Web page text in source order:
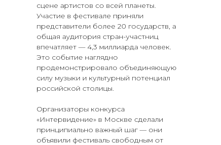
сцене артистов со всей планеты.
Участие в фестивале приняли
представители более 20 государств, а
общая аудитория стран-участниц
впечатляет — 4,3 миллиарда человек.
Это событие наглядно
продемонстрировало объединяющую
силу музыки и культурный потенциал
российской столицы.
Организаторы конкурса
«Интервидение» в Москве сделали
принципиально важный шаг — они
объявили фестиваль свободным от